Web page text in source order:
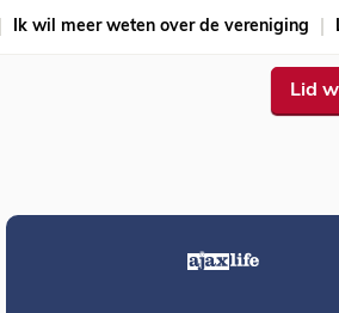
Ik wil meer weten over de vereniging
Lid